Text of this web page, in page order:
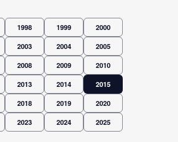
1998 1999 2000
2003 2004 2005
2008 2009 2010
2013 2014 2015
2018 2019 2020
2023 2024 2025